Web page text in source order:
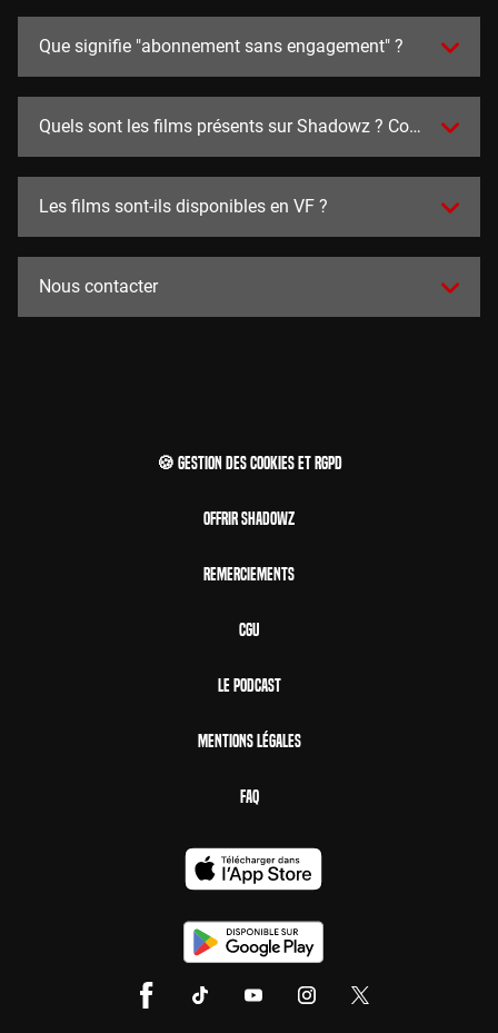
Que signifie "abonnement sans engagement" ?
Quels sont les films présents sur Shadowz ? Combien y en
Les films sont-ils disponibles en VF ?
Nous contacter
🍪 Gestion des cookies et RGPD
Offrir Shadowz
Remerciements
CGU
Le Podcast
Mentions Légales
FAQ